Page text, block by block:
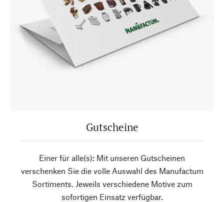
Gutscheine
Einer für alle(s): Mit unseren Gutscheinen
verschenken Sie die volle Auswahl des Manufactum
Sortiments. Jeweils verschiedene Motive zum
sofortigen Einsatz verfügbar.